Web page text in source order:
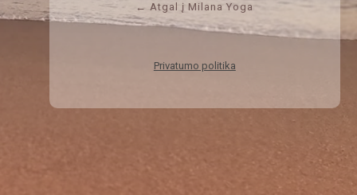
← Atgal į Milana Yoga
Privatumo politika